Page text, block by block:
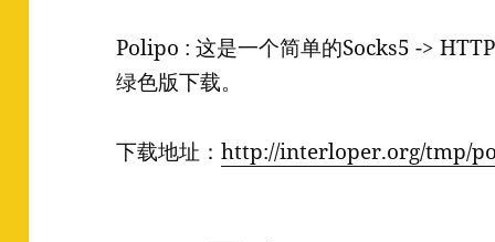
Polipo : 这是一个简单的Socks5 ->
绿色版下载。
下载地址：http://interloper.org/tmp/